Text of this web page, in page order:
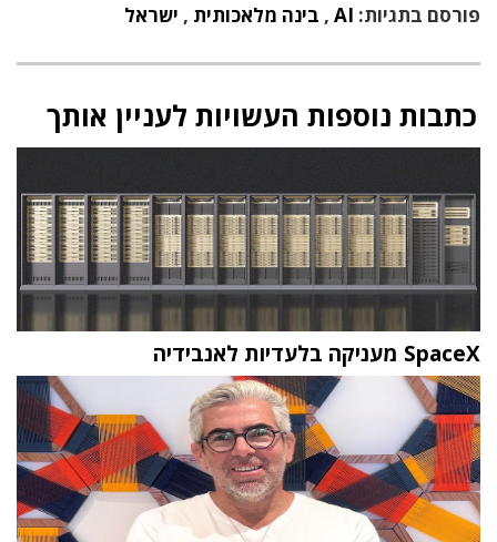
פורסם בתגיות: AI
, בינה מלאכותית , ישראל
כתבות נוספות העשויות לעניין אותך
SpaceX מעניקה בלעדיות לאנבידיה